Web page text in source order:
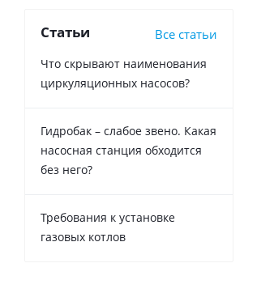
Статьи Все статьи
Что скрывают наименования
циркуляционных насосов?
Гидробак – слабое звено. Какая
насосная станция обходится
без него?
Требования к установке
газовых котлов